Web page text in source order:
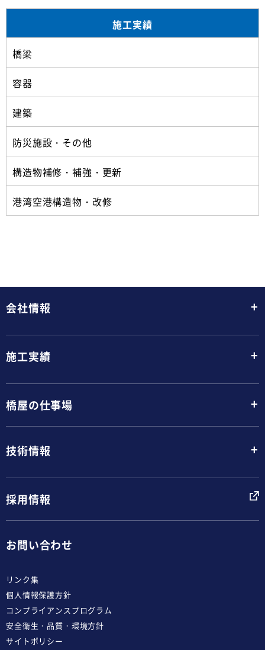
施工実績
橋梁
容器
建築
防災施設・その他
構造物補修・補強・更新
港湾空港構造物・改修
会社情報 +
施工実績 +
橋屋の仕事場 +
技術情報 +
採用情報
お問い合わせ
リンク集
個人情報保護方針
コンプライアンスプログラム
安全衛生・品質・環境方針
サイトポリシー